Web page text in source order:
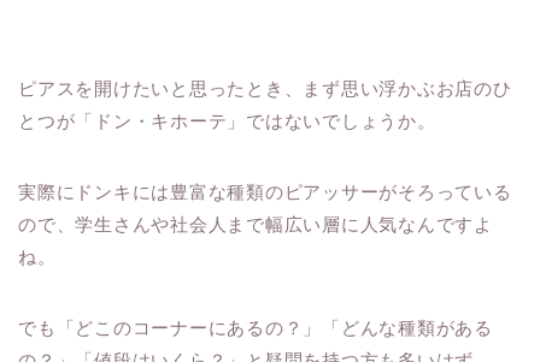
ピアスを開けたいと思ったとき、まず思い浮かぶお店のひ
とつが「ドン・キホーテ」ではないでしょうか。
実際にドンキには豊富な種類のピアッサーがそろっている
ので、学生さんや社会人まで幅広い層に人気なんですよ
ね。
でも「どこのコーナーにあるの？」「どんな種類がある